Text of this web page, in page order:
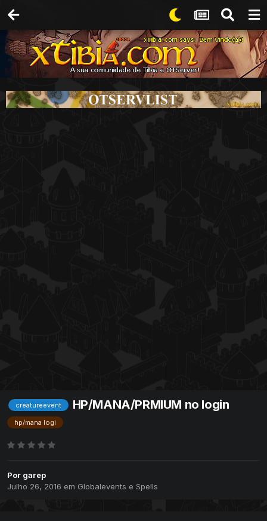
creatureevent HP/MANA/PRMIUM no login
hp/mana logi
Por garep
Julho 26, 2016 em Globalevents e Spells